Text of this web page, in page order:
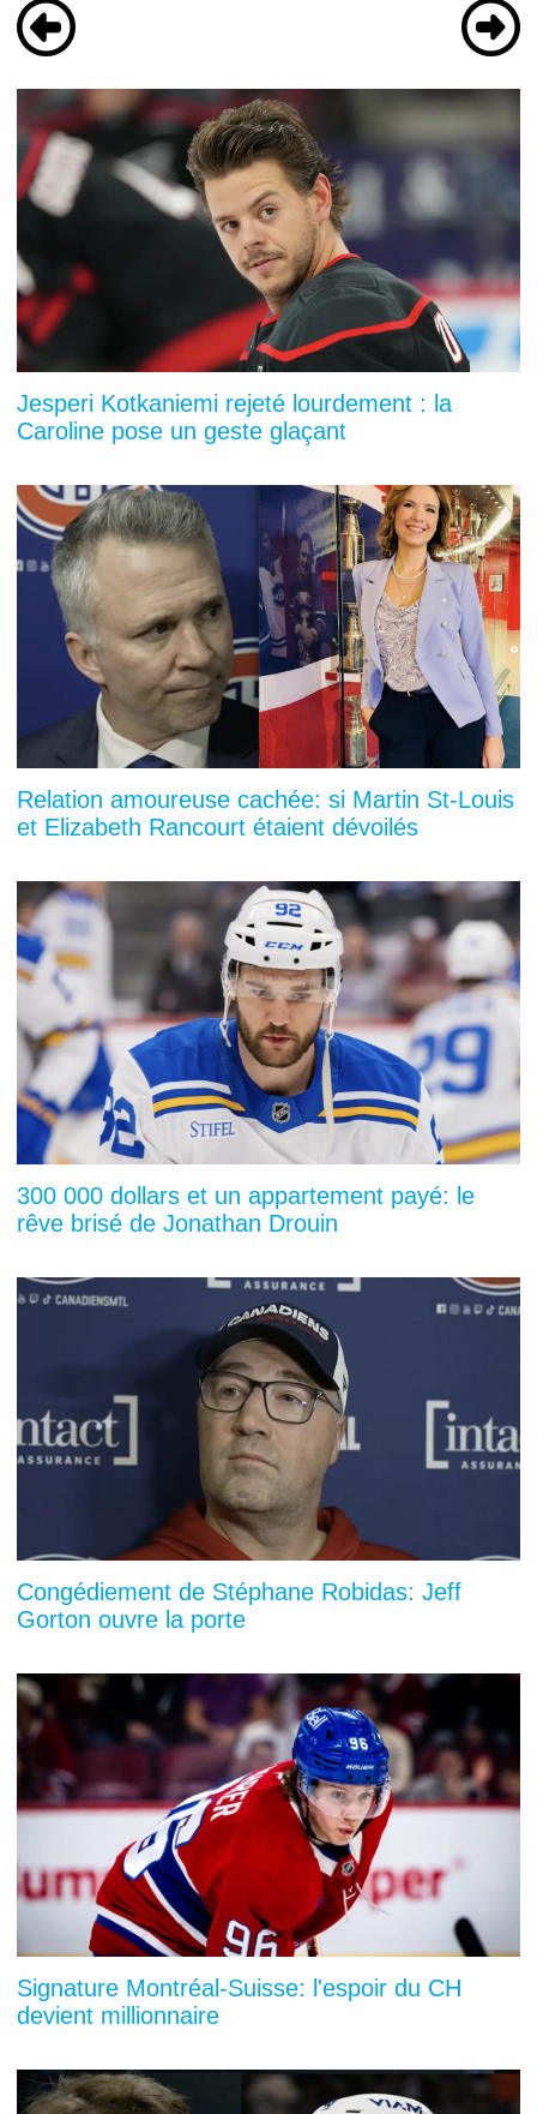
Jesperi Kotkaniemi rejeté lourdement : la
Caroline pose un geste glaçant
Relation amoureuse cachée: si Martin St-Louis
et Elizabeth Rancourt étaient dévoilés
300 000 dollars et un appartement payé: le
rêve brisé de Jonathan Drouin
Congédiement de Stéphane Robidas: Jeff
Gorton ouvre la porte
Signature Montréal-Suisse: l'espoir du CH
devient millionnaire